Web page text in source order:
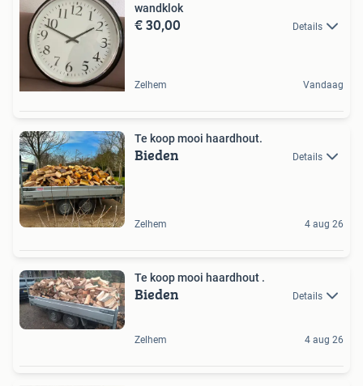
wandklok
€ 30,00 Details
Zelhem Vandaag
Te koop mooi haardhout.
Bieden Details
Zelhem 4 aug 26
Te koop mooi haardhout .
Bieden Details
Zelhem 4 aug 26